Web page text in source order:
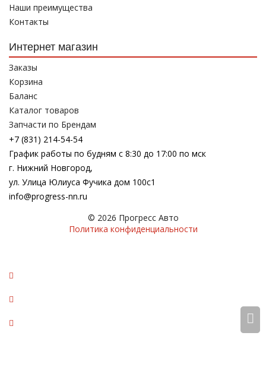
Наши преимущества
Контакты
Интернет магазин
Заказы
Корзина
Баланс
Каталог товаров
Запчасти по Брендам
+7 (831) 214-54-54
График работы по будням с 8:30 до 17:00 по мск
г. Нижний Новгород,
ул. Улица Юлиуса Фучика дом 100с1
info@progress-nn.ru
© 2026 Прогресс Авто
Политика конфиденциальности